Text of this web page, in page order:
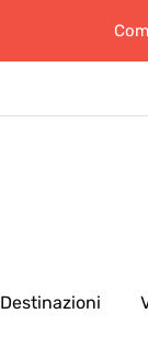
Destinazioni